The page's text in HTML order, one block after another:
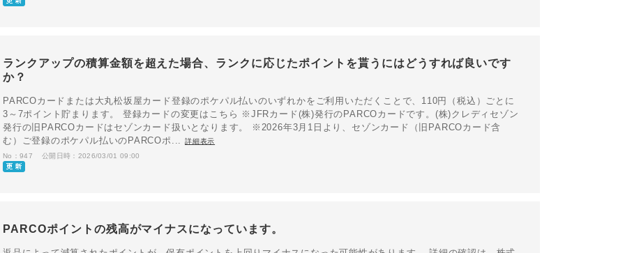
ランクアップの積算金額を超えた場合、ランクに応じたポイントを貰うにはどうすれば良いです
か？
PARCOカードまたは大丸松坂屋カード登録のポケパル払いのいずれかをご利用いただくことで、110円（税込）ごとに
3～7ポイント貯まります。 登録カードの変更はこちら ※JFRカード(株)発行のPARCOカードです。(株)クレディセゾン
発行の旧PARCOカードはセゾンカード扱いとなります。 ※2026年3月1日より、セゾンカード（旧PARCOカード含
む）ご登録のポケパル払いのPARCOポ...
詳細表示
No：947
公開日時：2026/03/01 09:00
PARCOポイントの残高がマイナスになっています。